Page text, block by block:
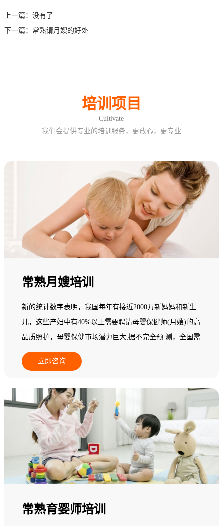
上一篇：没有了
下一篇： 常熟请月嫂的好处
培训项目
Cultivate
我们会提供专业的培训服务，更放心，更专业
常熟月嫂培训
新的统计数字表明，我国每年有接近2000万新妈妈和新生
儿，这些产妇中有40%以上需要聘请母婴保健师(月嫂)的高
品质照护，母婴保健市场潜力巨大;据不完全预 测，全国需
要母婴保健师(月嫂)800多万人，而现有实际从业人员无论
从素质还是专业技能，都不能满足新妈妈为追求心身保健
人，95%以上的县级地区专业母婴保健师(月嫂)数量基本为
零，全国母婴保健市场一片空白，专业母婴保健师(月嫂)缺
乏，市场需求十分 巨大，行业发展后劲无穷。基于此，人
力资源和社会保障部中国就业培训技术指导中心面向全国
开展母婴保健师(月嫂)职业培训。
立即咨询
常熟育婴师培训